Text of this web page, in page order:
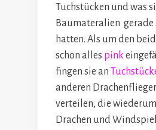
Tuchstücken und was
Baumateralien gerade
hatten. Als um den
schon alles pink
fingen sie an
anderen
verteilen, die
Drachen und